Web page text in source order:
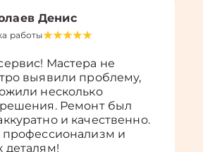
Денис
работы
Мастера не
выявили проблему,
несколько
Ремонт был
и качественно.
профессионализм и
деталям!